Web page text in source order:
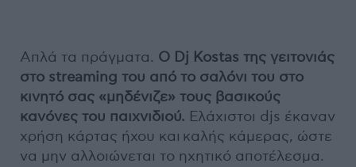
Απλά τα πράγματα. Ο Dj Kostas της γειτονιάς
στο streaming του από το σαλόνι του στο
κινητό σας «μηδένιζε» τους βασικούς
κανόνες του παιχνιδιού. Ελάχιστοι djs έκαναν
χρήση κάρτας ήχου και καλής κάμερας, ώστε
να μην αλλοιώνεται το ηχητικό αποτέλεσμα.